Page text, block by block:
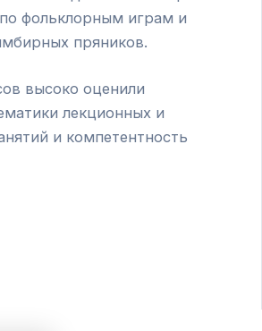
фольклорным играм и
пряников.
высоко оценили
лекционных и
и компетентность